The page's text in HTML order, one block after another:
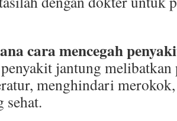
cara mencegah
jantung melibatkan
menghindari
sehat.